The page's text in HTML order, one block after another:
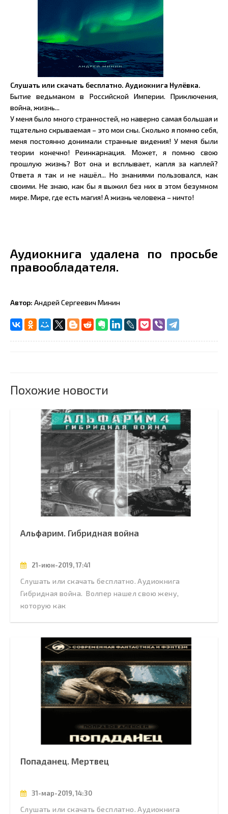
Слушать или скачать бесплатно. Аудиокнига Нулёвка.
Бытие ведьмаком в Российской Империи. Приключения,
война, жизнь...
У меня было много странностей, но наверно самая большая и
тщательно скрываемая – это мои сны. Сколько я помню себя,
меня постоянно донимали странные видения! У меня были
теории конечно! Реинкарнация. Может, я помню свою
прошлую жизнь? Вот она и всплывает, капля за каплей?
Ответа я так и не нашёл... Но знаниями пользовался, как
своими. Не знаю, как бы я выжил без них в этом безумном
мире. Мире, где есть магия! А жизнь человека – ничто!
Аудиокнига удалена по просьбе
правообладателя.
Автор: Андрей Сергеевич Минин
Похожие новости
Альфарим. Гибридная война
21-июн-2019, 17:41
Слушать или скачать бесплатно. Аудиокнига
Гибридная война. Волпер нашел свою жену,
которую как
Попаданец. Мертвец
31-мар-2019, 14:30
Слушать или скачать бесплатно. Аудиокнига